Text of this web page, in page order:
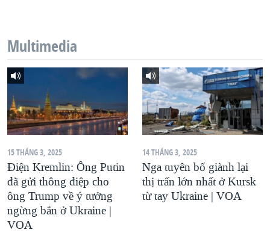
Multimedia
15 THÁNG 3, 2025
Điện Kremlin: Ông Putin
đã gửi thông điệp cho
ông Trump về ý tưởng
ngừng bắn ở Ukraine |
VOA
14 THÁNG 3, 2025
Nga tuyên bố giành lại
thị trấn lớn nhất ở Kursk
từ tay Ukraine | VOA